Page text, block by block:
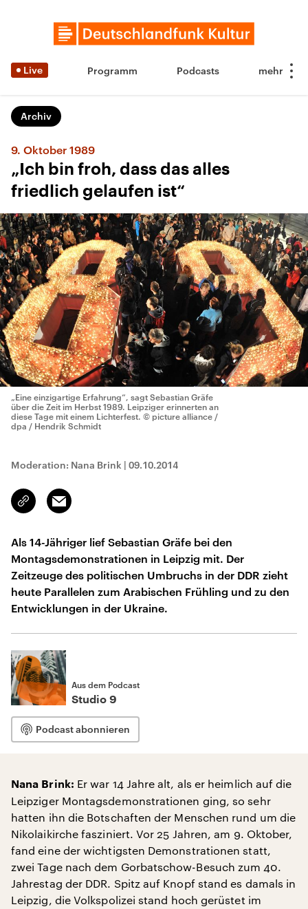
Live Programm Podcasts
Archiv
9. Oktober 1989
„Ich bin froh, dass das alles
friedlich gelaufen ist“
„Eine einzigartige Erfahrung“, sagt Sebastian Gräfe
über die Zeit im Herbst 1989. Leipziger erinnerten an
diese Tage mit einem Lichterfest. © picture alliance /
dpa / Hendrik Schmidt
Moderation: Nana Brink | 09.10.2014
Link
kopieren/teilen
Email
Als 14-Jähriger lief Sebastian Gräfe bei den
Montagsdemonstrationen in Leipzig mit. Der
Zeitzeuge des politischen Umbruchs in der DDR zieht
heute Parallelen zum Arabischen Frühling und zu den
Entwicklungen in der Ukraine.
Aus dem Podcast
Studio 9
Podcast abonnieren
Nana Brink: Er war 14 Jahre alt, als er heimlich auf die
Leipziger Montagsdemonstrationen ging, so sehr
hatten ihn die Botschaften der Menschen rund um die
Nikolaikirche fasziniert. Vor 25 Jahren, am 9. Oktober,
fand eine der wichtigsten Demonstrationen statt,
zwei Tage nach dem Gorbatschow-Besuch zum 40.
Jahrestag der DDR. Spitz auf Knopf stand es damals in
Leipzig, die Volkspolizei stand hoch gerüstet im